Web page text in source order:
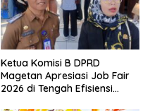
Ketua Komisi B DPRD
Magetan Apresiasi Job Fair
2026 di Tengah Efisiensi